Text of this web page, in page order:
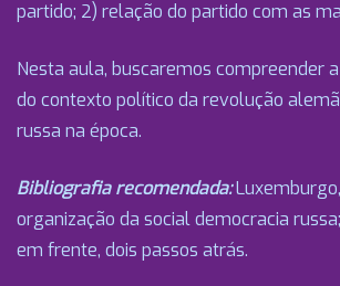
partido; 2) relação do partido com as
Nesta aula, buscaremos compreender
do contexto político da revolução
russa na época.
Bibliografia recomendada:
organização da social democracia
em frente, dois passos atrás.